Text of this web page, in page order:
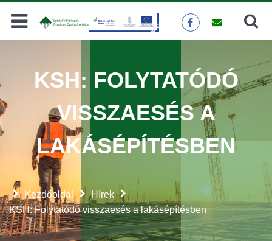
Keresés
Kezdőoldal
Hírek
KSH: Folytatódó visszaesés a lakásépítésben
KSH: FOLYTATÓDÓ
VISSZAESÉS A
LAKÁSÉPÍTÉSBEN